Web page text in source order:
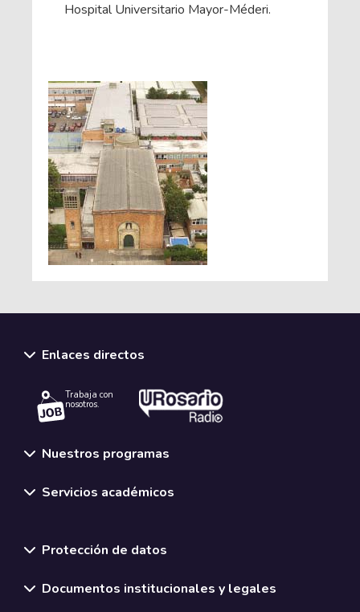
Hospital Universitario Mayor-Méderi.
Enlaces directos
Trabaja con
nosotros.
Nuestros programas
Servicios académicos
Protección de datos
Documentos institucionales y legales